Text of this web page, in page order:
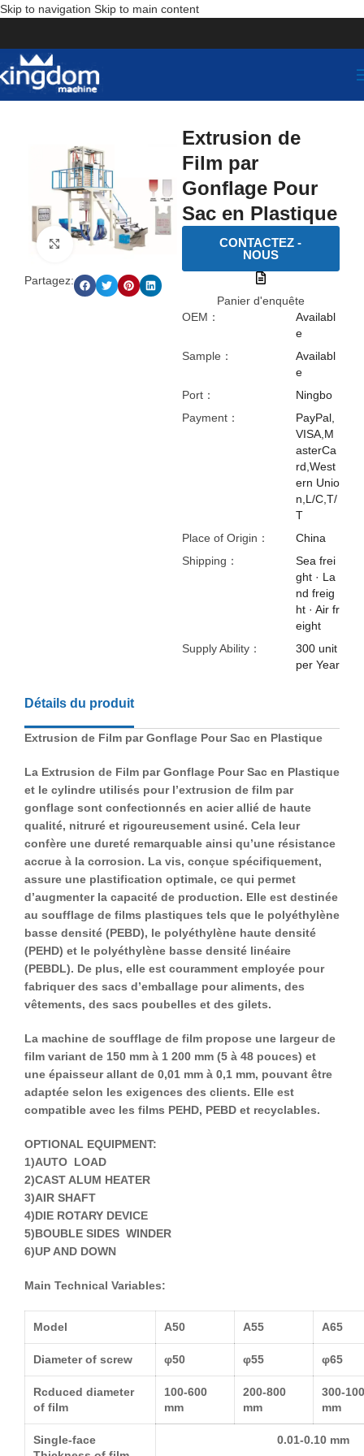
Skip to navigation Skip to main content
点击放大
Partagez:
Extrusion de
Film par
Gonflage Pour
Sac en Plastique
CONTACTEZ -
NOUS
Panier d'enquête
OEM：
Availabl
e
Sample：
Availabl
e
Port：
Ningbo
Payment：
PayPal,
VISA,M
asterCa
rd,West
ern Unio
n,L/C,T/
T
Place of Origin：
China
Shipping：
Sea frei
ght · La
nd freig
ht · Air fr
eight
Supply Ability：
300 unit
per Year
Détails du produit
Extrusion de Film par Gonflage Pour Sac en Plastique
La Extrusion de Film par Gonflage Pour Sac en Plastique
et le cylindre utilisés pour l’extrusion de film par
gonflage sont confectionnés en acier allié de haute
qualité, nitruré et rigoureusement usiné. Cela leur
confère une dureté remarquable ainsi qu’une résistance
accrue à la corrosion. La vis, conçue spécifiquement,
assure une plastification optimale, ce qui permet
d’augmenter la capacité de production. Elle est destinée
au soufflage de films plastiques tels que le polyéthylène
basse densité (PEBD), le polyéthylène haute densité
(PEHD) et le polyéthylène basse densité linéaire
(PEBDL). De plus, elle est couramment employée pour
fabriquer des sacs d’emballage pour aliments, des
vêtements, des sacs poubelles et des gilets.
La machine de soufflage de film propose une largeur de
film variant de 150 mm à 1 200 mm (5 à 48 pouces) et
une épaisseur allant de 0,01 mm à 0,1 mm, pouvant être
adaptée selon les exigences des clients. Elle est
compatible avec les films PEHD, PEBD et recyclables.
OPTIONAL EQUIPMENT:
1)AUTO LOAD
2)CAST ALUM HEATER
3)AIR SHAFT
4)DIE ROTARY DEVICE
5)BOUBLE SIDES WINDER
6)UP AND DOWN
Main Technical Variables:
Model A50 A55 A65
Diameter of screw φ50 φ55 φ65
Rcduced diameter
of film
100-600
mm
200-800
mm
300-
mm
Single-face
0.01-0.10 mm